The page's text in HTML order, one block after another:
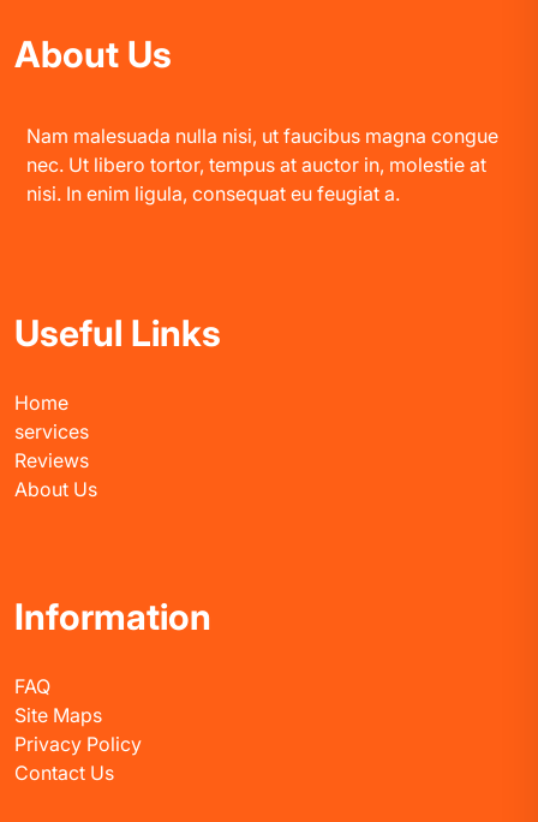
About Us
Nam malesuada nulla nisi, ut faucibus magna congue
nec. Ut libero tortor, tempus at auctor in, molestie at
nisi. In enim ligula, consequat eu feugiat a.
Useful Links
Home
services
Reviews
About Us
Information
FAQ
Site Maps
Privacy Policy
Contact Us